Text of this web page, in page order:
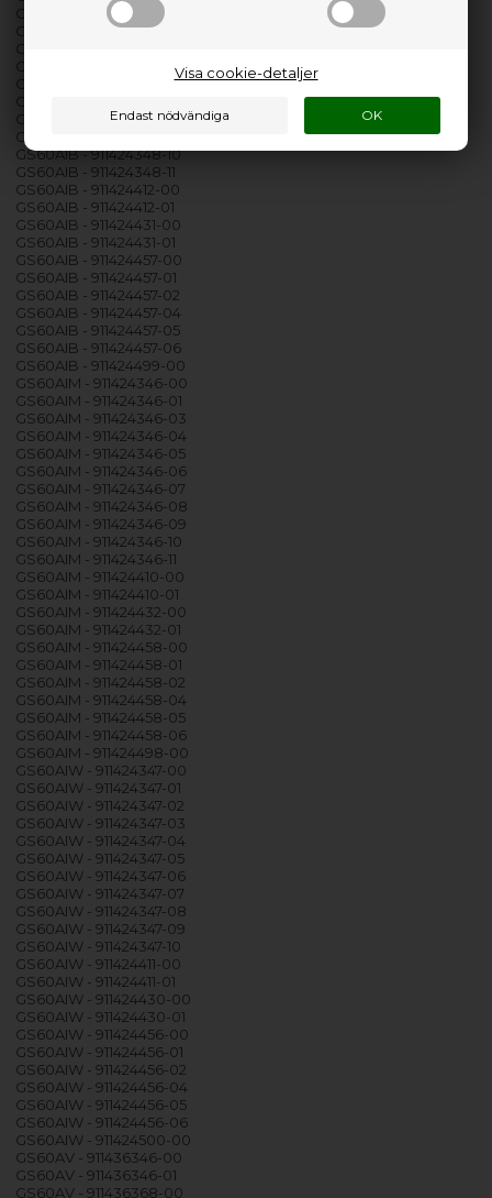
Visa cookie-detaljer
GS60AIB - 911424348-02
GS60AIB - 911424348-03
GS60AIB - 911424348-04
GS60AIB - 911424348-05
GS60AIB - 911424348-06
GS60AIB - 911424348-07
GS60AIB - 911424348-08
GS60AIB - 911424348-09
GS60AIB - 911424348-10
GS60AIB - 911424348-11
GS60AIB - 911424412-00
GS60AIB - 911424412-01
GS60AIB - 911424431-00
GS60AIB - 911424431-01
GS60AIB - 911424457-00
GS60AIB - 911424457-01
GS60AIB - 911424457-02
GS60AIB - 911424457-04
GS60AIB - 911424457-05
GS60AIB - 911424457-06
GS60AIB - 911424499-00
GS60AIM - 911424346-00
GS60AIM - 911424346-01
GS60AIM - 911424346-03
GS60AIM - 911424346-04
GS60AIM - 911424346-05
GS60AIM - 911424346-06
GS60AIM - 911424346-07
GS60AIM - 911424346-08
GS60AIM - 911424346-09
GS60AIM - 911424346-10
GS60AIM - 911424346-11
GS60AIM - 911424410-00
GS60AIM - 911424410-01
GS60AIM - 911424432-00
GS60AIM - 911424432-01
GS60AIM - 911424458-00
GS60AIM - 911424458-01
GS60AIM - 911424458-02
GS60AIM - 911424458-04
GS60AIM - 911424458-05
GS60AIM - 911424458-06
GS60AIM - 911424498-00
GS60AIW - 911424347-00
GS60AIW - 911424347-01
GS60AIW - 911424347-02
GS60AIW - 911424347-03
GS60AIW - 911424347-04
GS60AIW - 911424347-05
GS60AIW - 911424347-06
GS60AIW - 911424347-07
GS60AIW - 911424347-08
GS60AIW - 911424347-09
GS60AIW - 911424347-10
GS60AIW - 911424411-00
GS60AIW - 911424411-01
GS60AIW - 911424430-00
GS60AIW - 911424430-01
GS60AIW - 911424456-00
GS60AIW - 911424456-01
GS60AIW - 911424456-02
GS60AIW - 911424456-04
GS60AIW - 911424456-05
GS60AIW - 911424456-06
GS60AIW - 911424500-00
GS60AV - 911436346-00
GS60AV - 911436346-01
GS60AV - 911436368-00